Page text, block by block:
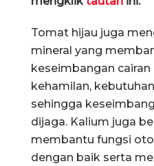
Tomat hijau juga
mineral yang
keseimbangan
kehamilan,
sehingga
dijaga. Kalium juga
membantu fungsi
dengan baik serta